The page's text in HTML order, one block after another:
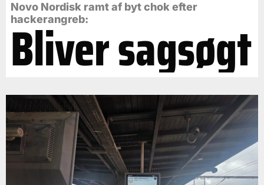
Novo Nordisk ramt af byt chok efter
hackerangreb:
Bliver sagsøgt